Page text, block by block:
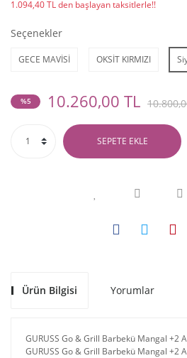
1.094,40 TL den başlayan taksitlerle!!
Seçenekler
GECE MAVİSİ OKSİT KIRMIZI
%5 10.260,00 TL
SEPETE EKLE
Ürün Bilgisi Yorumlar
GURUSS Go & Grill Barbekü Mangal +2
GURUSS Go & Grill Barbekü Mangal +2